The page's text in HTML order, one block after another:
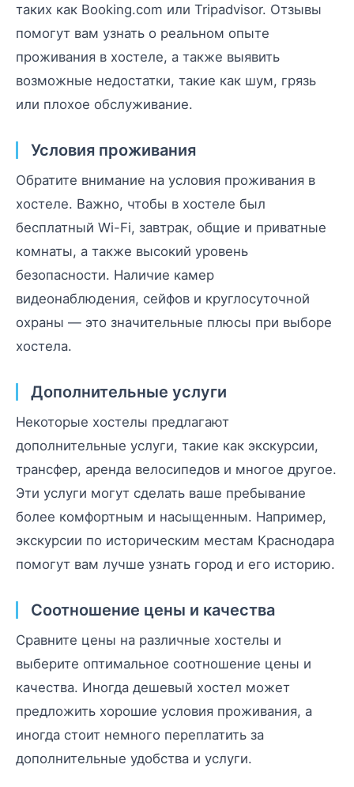
таких как Booking.com или Tripadvisor. Отзывы
помогут вам узнать о реальном опыте
проживания в хостеле, а также выявить
возможные недостатки, такие как шум, грязь
или плохое обслуживание.
Условия проживания
Обратите внимание на условия проживания в
хостеле. Важно, чтобы в хостеле был
бесплатный Wi-Fi, завтрак, общие и приватные
комнаты, а также высокий уровень
безопасности. Наличие камер
видеонаблюдения, сейфов и круглосуточной
охраны — это значительные плюсы при выборе
хостела.
Дополнительные услуги
Некоторые хостелы предлагают
дополнительные услуги, такие как экскурсии,
трансфер, аренда велосипедов и многое другое.
Эти услуги могут сделать ваше пребывание
более комфортным и насыщенным. Например,
экскурсии по историческим местам Краснодара
помогут вам лучше узнать город и его историю.
Соотношение цены и качества
Сравните цены на различные хостелы и
выберите оптимальное соотношение цены и
качества. Иногда дешевый хостел может
предложить хорошие условия проживания, а
иногда стоит немного переплатить за
дополнительные удобства и услуги.